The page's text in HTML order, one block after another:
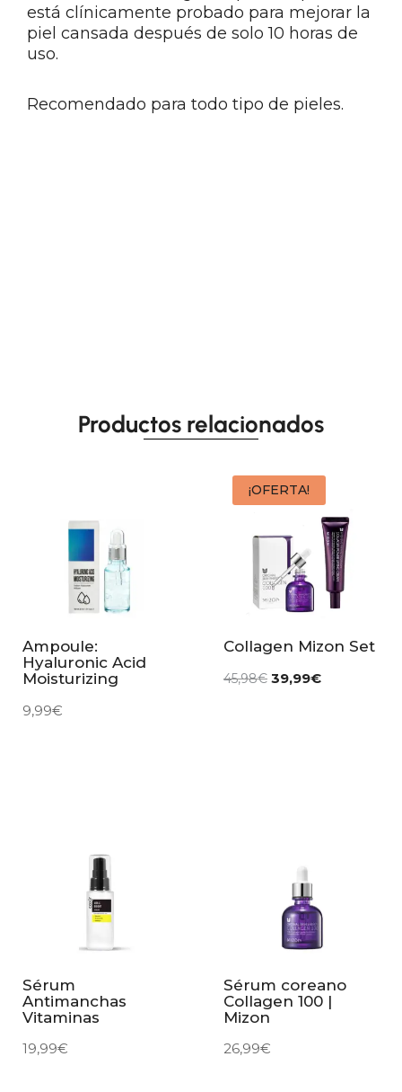
está clínicamente probado para mejorar la
piel cansada después de solo 10 horas de
uso.
Recomendado para todo tipo de pieles.
Productos relacionados
Ampoule:
Hyaluronic Acid
Moisturizing
9,99€
¡OFERTA!
Collagen Mizon Set
45,98€ 39,99€
Sérum
Antimanchas
Vitaminas
19,99€
Sérum coreano
Collagen 100 |
Mizon
26,99€